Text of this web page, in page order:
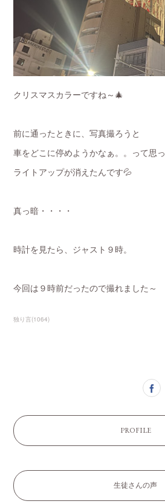
クリスマスカラーですね～🎄
前に通ったときに、写真撮ろうと
車をどこに停めようかなぁ。。って思
ライトアップが消えたんです💦
真っ暗・・・・
時計を見たら、ジャスト９時。
今回は９時前だったので撮れました～
独り言(1064)
PROFILE
生徒さんの声